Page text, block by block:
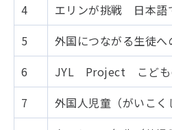
4
エリンが挑戦 日本語
5
外国につながる生徒
6
JYL Project こども
7
外国人児童（がいこ